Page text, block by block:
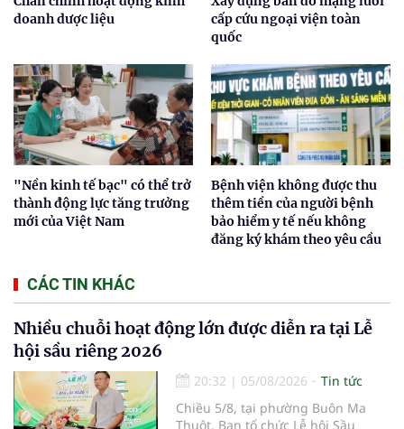
doanh dược liệu
cấp cứu ngoại viện toàn
quốc
"Nền kinh tế bạc" có thể trở
thành động lực tăng trưởng
mới của Việt Nam
Bệnh viện không được thu
thêm tiền của người bệnh
bảo hiểm y tế nếu không
đăng ký khám theo yêu cầu
CÁC TIN KHÁC
Nhiều chuỗi hoạt động lớn được diễn ra tại Lễ
hội sầu riêng 2026
20:32 | 05/08/2026
Tin tức
Chiều 5/8, tại phường Buôn Ma
Thuột, Ban tổ chức Lễ hội Sầu